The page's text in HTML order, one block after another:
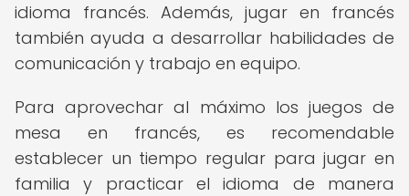
idioma francés. Además, jugar en francés
también ayuda a desarrollar habilidades de
comunicación y trabajo en equipo.
Para aprovechar al máximo los juegos de
mesa en francés, es recomendable
establecer un tiempo regular para jugar en
familia y practicar el idioma de manera